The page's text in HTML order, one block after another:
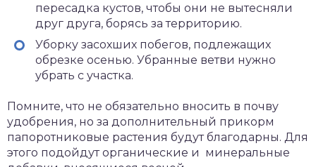
пересадка кустов, чтобы они не вытесняли
друг друга, борясь за территорию.
Уборку засохших побегов, подлежащих
обрезке осенью. Убранные ветви нужно
убрать с участка.
Помните, что не обязательно вносить в почву
удобрения, но за дополнительный прикорм
папоротниковые растения будут благодарны. Для
этого подойдут органические и минеральные